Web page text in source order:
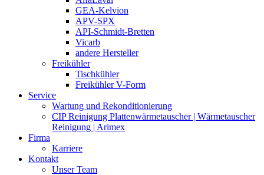
GEA-Kelvion
APV-SPX
API-Schmidt-Bretten
Vicarb
andere Hersteller
Freikühler
Tischkühler
Freikühler V-Form
Service
Wartung und Rekonditionierung
CIP Reinigung Plattenwärmetauscher | Wärmetauscher
Reinigung | Arimex
Firma
Karriere
Kontakt
Unser Team